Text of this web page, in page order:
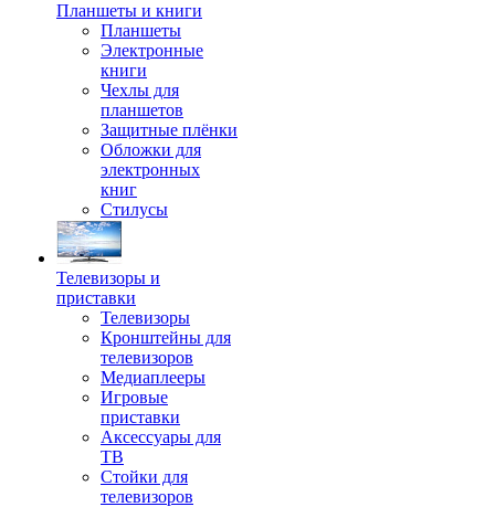
Планшеты и книги
Планшеты
Электронные
книги
Чехлы для
планшетов
Защитные плёнки
Обложки для
электронных
книг
Стилусы
Телевизоры и
приставки
Телевизоры
Кронштейны для
телевизоров
Медиаплееры
Игровые
приставки
Аксессуары для
ТВ
Стойки для
телевизоров